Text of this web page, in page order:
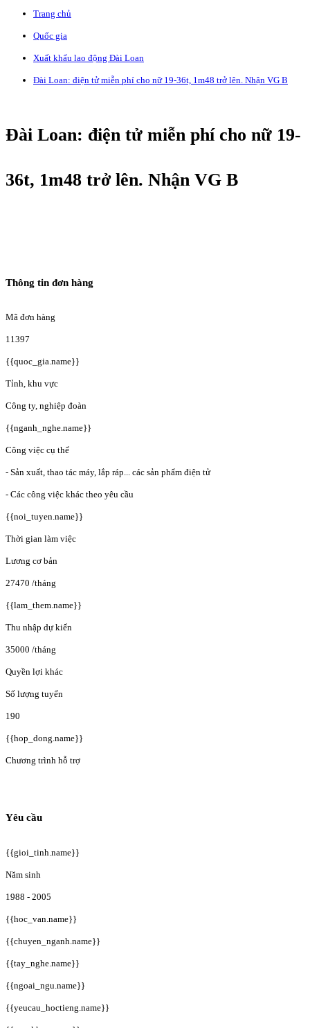
Trang chủ
Quốc gia
Xuất khẩu lao động Đài Loan
Đài Loan: điện tử miễn phí cho nữ 19-36t, 1m48 trở lên. Nhận VG B
Đài Loan: điện tử miễn phí cho nữ 19-
36t, 1m48 trở lên. Nhận VG B
Thông tin đơn hàng
Mã đơn hàng
11397
{{quoc_gia.name}}
Tỉnh, khu vực
Công ty, nghiệp đoàn
{{nganh_nghe.name}}
Công việc cụ thể
- Sản xuất, thao tác máy, lắp ráp... các sản phẩm điện tử
- Các công việc khác theo yêu cầu
{{noi_tuyen.name}}
Thời gian làm việc
Lương cơ bản
27470 /tháng
{{lam_them.name}}
Thu nhập dự kiến
35000 /tháng
Quyền lợi khác
Số lượng tuyển
190
{{hop_dong.name}}
Chương trình hỗ trợ
Yêu cầu
{{gioi_tinh.name}}
Năm sinh
1988 - 2005
{{hoc_van.name}}
{{chuyen_nganh.name}}
{{tay_nghe.name}}
{{ngoai_ngu.name}}
{{yeucau_hoctieng.name}}